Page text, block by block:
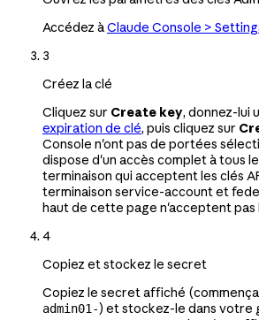
Accédez àClaude Console >
3
Créez la clé
Cliquez sur Create key, donnez-lui
expiration de clé, puis cliquez sur
Console n'ont pas de portées
dispose d'un accès complet à tous
terminaison qui acceptent les clés
terminaison service-account et
haut de cette page n'acceptent pas
4
Copiez et stockez le secret
Copiez le secret affiché
admin01-) et stockez-le dans votre